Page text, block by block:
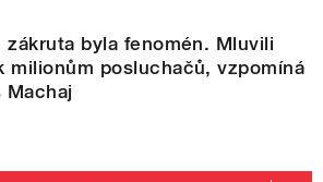
zákruta byla fenomén. Mluvili
milionům posluchačů, vzpomíná
Machaj